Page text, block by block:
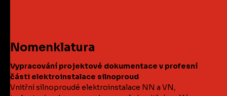
Nomenklatura
Vypracování projektové dokumentace v profesní
části elektroinstalace silnoproud
Vnitřní silnoproudé elektroinstalace NN a VN,